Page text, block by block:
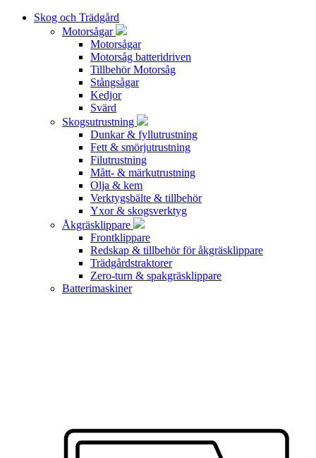
Skog och Trädgård
Motorsågar
Motorsågar
Motorsåg batteridriven
Tillbehör Motorsåg
Stångsågar
Kedjor
Svärd
Skogsutrustning
Dunkar & fyllutrustning
Fett & smörjutrustning
Filutrustning
Mått- & märkutrustning
Olja & kem
Verktygsbälte & tillbehör
Yxor & skogsverktyg
Åkgräsklippare
Frontklippare
Redskap & tillbehör för åkgräsklippare
Trädgårdstraktorer
Zero-turn & spakgräsklippare
Batterimaskiner